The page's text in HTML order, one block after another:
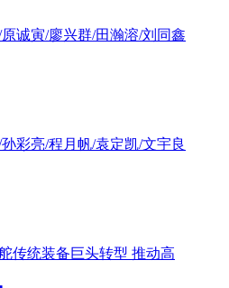
诚寅/廖兴群/田瀚溶/刘同鑫
彩亮/程月帆/袁定凯/文宇良
传统装备巨头转型 推动高